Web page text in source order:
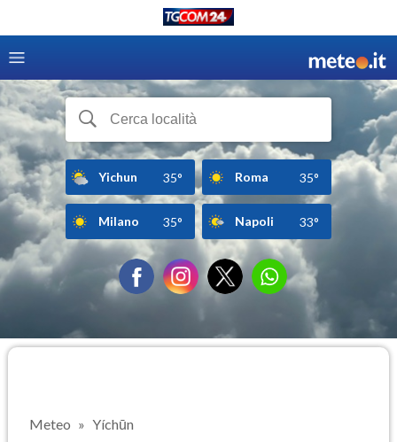
Yichun 35° Roma 35°
Milano 35° Napoli 33°
Meteo Yíchūn